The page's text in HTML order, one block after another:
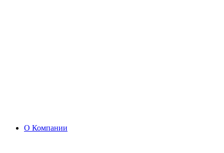
О Компании